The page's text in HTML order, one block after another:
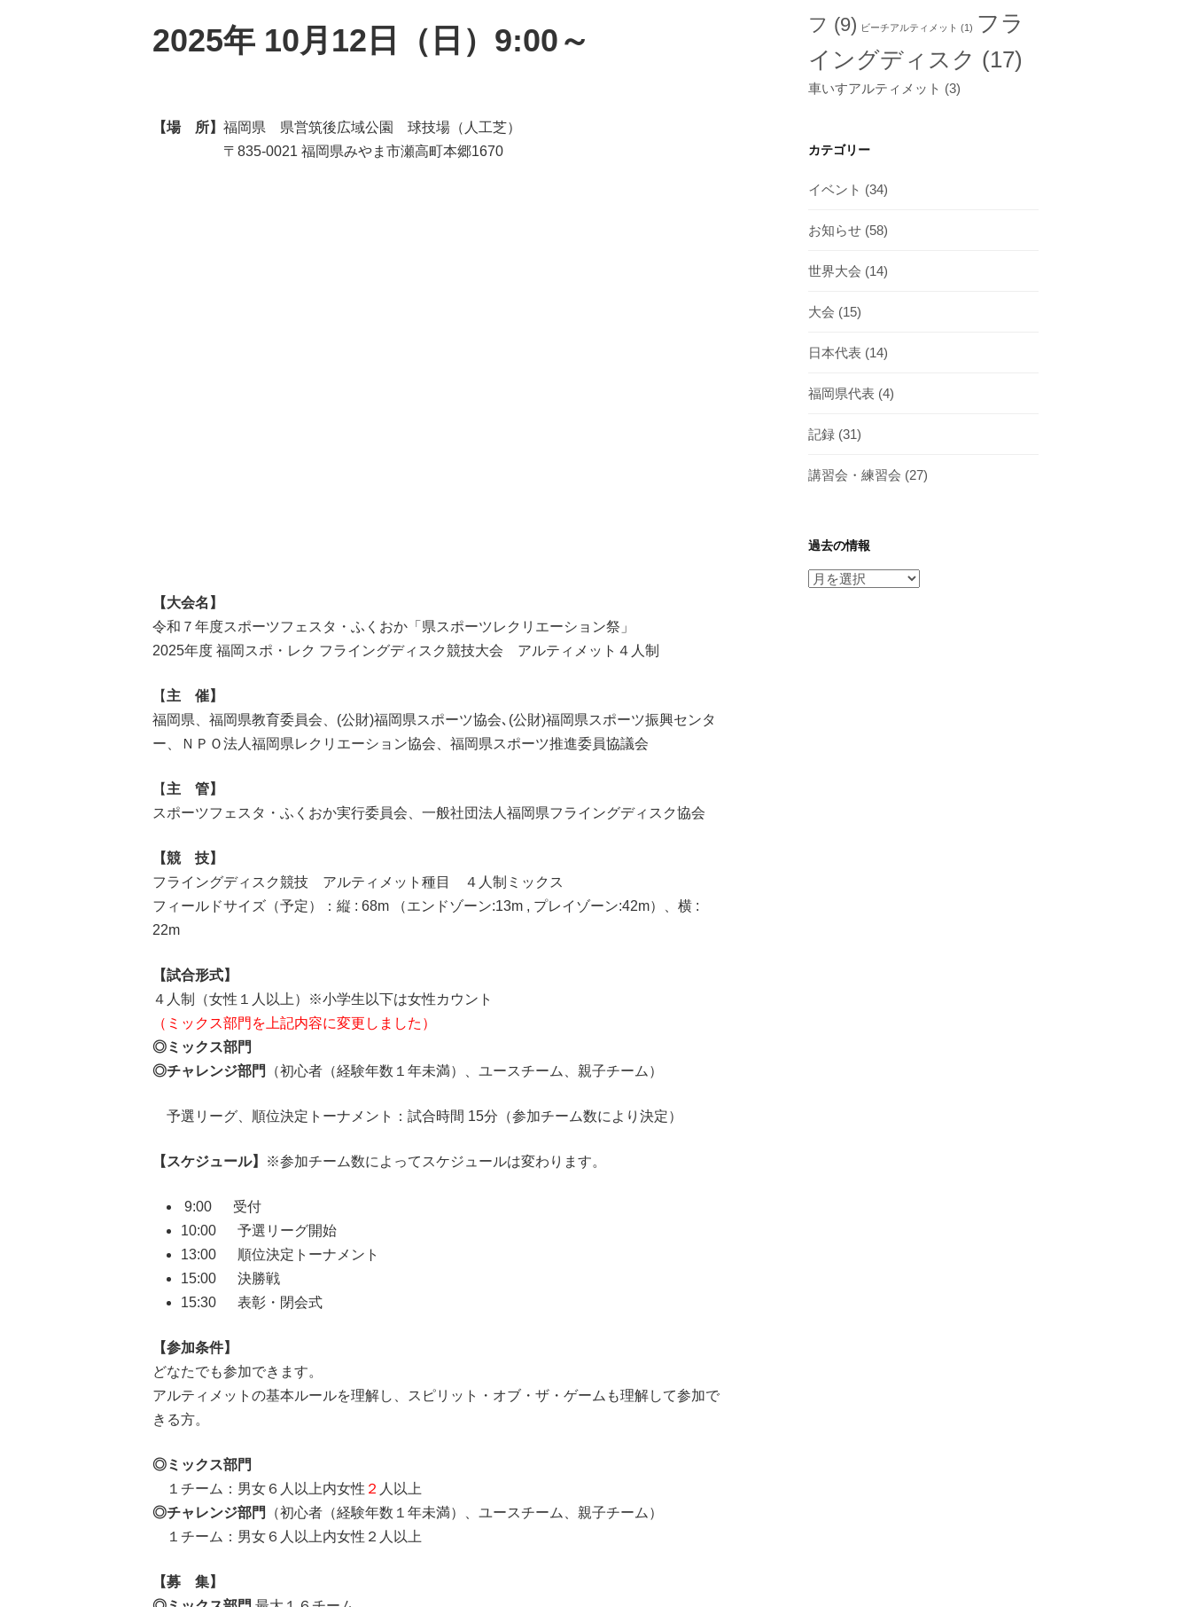
2025年 10月12日（日）9:00～
【場 所】 福岡県 県営筑後広域公園 球技場（人工芝）
〒835-0021 福岡県みやま市瀬高町本郷1670
【大会名】
令和７年度スポーツフェスタ・ふくおか「県スポーツレクリエーション祭」
2025年度 福岡スポ・レク フライングディスク競技大会 アルティメット４人制
【 主 催】
福岡県、福岡県教育委員会、(公財)福岡県スポーツ協会､(公財)福岡県スポーツ振興センタ
ー、ＮＰＯ法人福岡県レクリエーション協会、福岡県スポーツ推進委員協議会
【 主 管】
スポーツフェスタ・ふくおか実行委員会、一般社団法人福岡県フライングディスク協会
【競 技】
フライングディスク競技 アルティメット種目 ４人制ミックス
フィールドサイズ（予定）：縦 : 68m （エンドゾーン:13m , プレイゾーン:42m）、横 :
22m
【試合形式】
４人制（女性１人以上）※小学生以下は女性カウント
（ミックス部門を上記内容に変更しました）
◎ミックス部門
◎チャレンジ部門
（初心者（経験年数１年未満）、ユースチーム、親子チーム）
予選リーグ、順位決定トーナメント：試合時間 15分（参加チーム数により決定）
【スケジュール】 ※参加チーム数によってスケジュールは変わります。
9:00 受付
10:00 予選リーグ開始
13:00 順位決定トーナメント
15:00 決勝戦
15:30 表彰・閉会式
【参加条件】
どなたでも参加できます。
アルティメットの基本ルールを理解し、スピリット・オブ・ザ・ゲームも理解して参加で
きる方。
◎ミックス部門
１チーム：男女６人以上内女性 ２ 人以上
◎チャレンジ部門
（初心者（経験年数１年未満）、ユースチーム、親子チーム）
１チーム：男女６人以上内女性２人以上
【募 集】
フ (9) ビーチアルティメット (1) フラ
イングディスク (17)
車いすアルティメット (3)
カテゴリー
イベント (34)
お知らせ (58)
世界大会 (14)
大会 (15)
日本代表 (14)
福岡県代表 (4)
記録 (31)
講習会・練習会 (27)
過去の情報
過